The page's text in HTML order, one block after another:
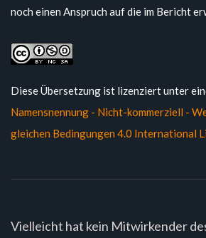
noch einen Anspruch auf die im Bericht
Diese Übersetzung ist lizenziert unter
Namensnennung - Nicht-kommerziell -
gleichen Bedingungen 4.0 International
Vielleicht hat kein Mitwirkender